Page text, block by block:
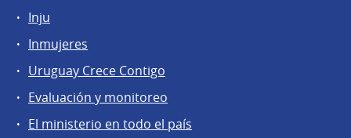
Inju
Inmujeres
Uruguay Crece Contigo
Evaluación y monitoreo
El ministerio en todo el país